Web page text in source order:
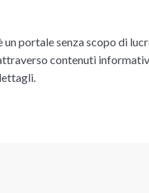
portale senza scopo di
contenuti